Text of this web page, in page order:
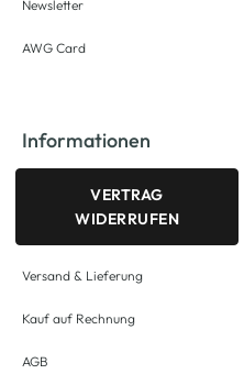
Newsletter
AWG Card
Informationen
VERTRAG
WIDERRUFEN
Versand & Lieferung
Kauf auf Rechnung
AGB